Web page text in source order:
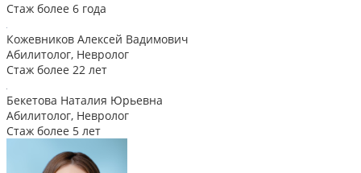
Стаж более 6 года
Кожевников Алексей Вадимович
Абилитолог, Невролог
Стаж более 22 лет
Бекетова Наталия Юрьевна
Абилитолог, Невролог
Стаж более 5 лет